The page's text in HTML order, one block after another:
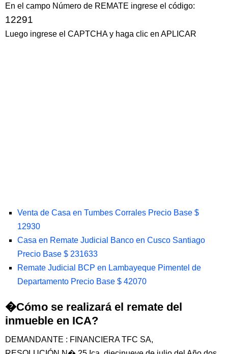
En el campo Número de REMATE ingrese el código:
12291
Luego ingrese el CAPTCHA y haga clic en APLICAR
Venta de Casa en Tumbes Corrales Precio Base $
12930
Casa en Remate Judicial Banco en Cusco Santiago
Precio Base $ 231633
Remate Judicial BCP en Lambayeque Pimentel de
Departamento Precio Base $ 42070
�Cómo se realizará el remate del
inmueble en ICA?
DEMANDANTE : FINANCIERA TFC SA,